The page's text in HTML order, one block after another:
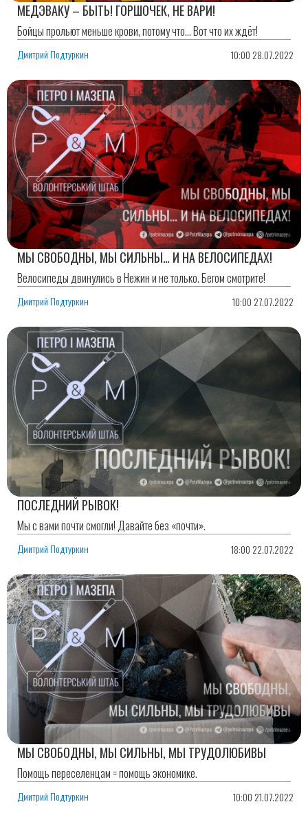
МЕДЭВАКУ – БЫТЬ! ГОРШОЧЕК, НЕ ВАРИ!
Бойцы прольют меньше крови, потому что… Вот что их ждёт!
Дмитрий Подтуркин 10:00 28.07.2022
МЫ СВОБОДНЫ, МЫ СИЛЬНЫ… И НА ВЕЛОСИПЕДАХ!
Велосипеды двинулись в Нежин и не только. Бегом смотрите!
Дмитрий Подтуркин 10:00 27.07.2022
ПОСЛЕДНИЙ РЫВОК!
Мы с вами почти смогли! Давайте без «почти».
Дмитрий Подтуркин 18:00 22.07.2022
МЫ СВОБОДНЫ, МЫ СИЛЬНЫ, МЫ ТРУДОЛЮБИВЫ
Помощь переселенцам = помощь экономике.
Дмитрий Подтуркин 10:00 21.07.2022